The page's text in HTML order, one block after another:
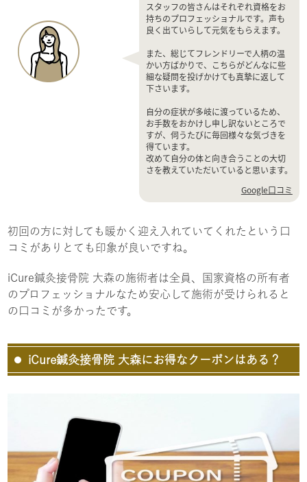
スタッフの皆さんはそれぞれ資格をお
持ちのプロフェッショナルです。声も
良く出ていらして元気をもらえます。
また、総じてフレンドリーで人柄の温
かい方ばかりで、こちらがどんなに些
細な疑問を投げかけても真摯に返して
下さいます。
自分の症状が多岐に渡っているため、
お手数をおかけし申し訳ないところで
すが、伺うたびに毎回様々な気づきを
得ています。
改めて自分の体と向き合うことの大切
さを教えていただいていると思います。
Google口コミ
初回の方に対しても暖かく迎え入れていてくれたという口
コミがありとても印象が良いですね。
iCure鍼灸接骨院 大森の施術者は全員、国家資格の所有者
のプロフェッショナルなため安心して施術が受けられると
の口コミが多かったです。
iCure鍼灸接骨院 大森にお得なクーポンはある？